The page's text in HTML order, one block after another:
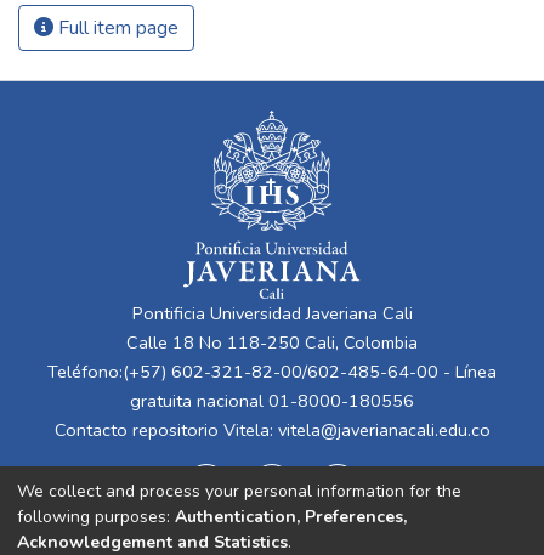
Full item page
Pontificia Universidad Javeriana Cali
Calle 18 No 118-250 Cali, Colombia
Teléfono:(+57) 602-321-82-00/602-485-64-00 - Línea
gratuita nacional 01-8000-180556
Contacto repositorio Vitela: vitela@javerianacali.edu.co
We collect and process your personal information for the
following purposes: Authentication, Preferences,
Acknowledgement and Statistics.